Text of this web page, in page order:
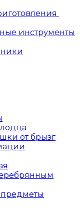
инструменты
от брызг
предметы